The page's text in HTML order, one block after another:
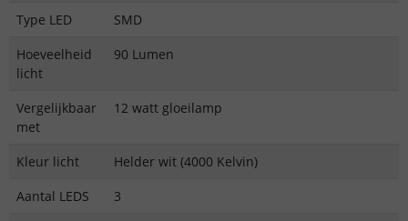
Type LED
SMD
Hoeveelheid
licht
90 Lumen
Vergelijkbaar
met
12 watt gloeilamp
Kleur licht
Helder wit (4000 Kelvin)
Aantal LEDS
3